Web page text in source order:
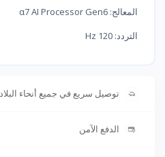
المعالج: α7 AI Processor Gen6
التردد: 120 Hz
توصيل سريع في جميع أنحاء البلاد
الدفع الآمن